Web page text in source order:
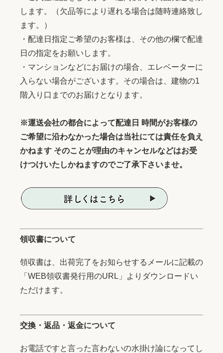
します。（欠品等により遅れる場合は随時連絡致し
ます。）
・配達日指定ご希望のお客様は、その他の欄で配達
日の指定をお願いします。
・マンションなどにお届けの場合、エレベーターに
入らない場合がございます。その場合は、建物の1
階入り口までのお届けとなります。
※運送会社の都合によって配達日 時間がお客様の
ご希望に沿わなかった場合は当社にては責任を負え
かねます そのことが理由のキャンセルなどはお受
けつけいたしかねますのでご了承下さいませ。
領収書について
領収書は、出荷完了をお知らせするメールに記載の
「WEB領収書発行用のURL」よりダウンロードい
ただけます。
交換・返品・返金について
お電話ですと言った言わないの水掛け論になってし